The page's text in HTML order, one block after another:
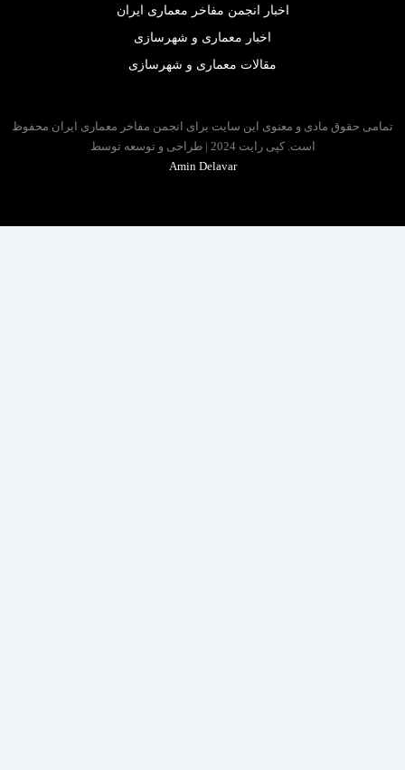
اخبار انجمن مفاخر معماری ایران
اخبار معماری و شهرسازی
مقالات معماری و شهرسازی
حقوق مادی و معنوی این سایت برای انجمن مفاخر معماری ایران محفوظ
است. کپی رایت 2024 | طراحی و توسعه توسط
Amin Delavar